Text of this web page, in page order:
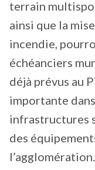
terrain
ainsi que la
incendie,
échéanciers
déjà prévus au
importante
infrastructures
des
l’agglomération.